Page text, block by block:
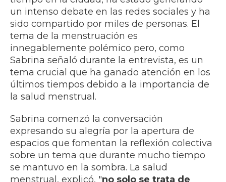
un intenso debate en las redes sociales y ha
sido compartido por miles de personas. El
tema de la menstruación es
innegablemente polémico pero, como
Sabrina señaló durante la entrevista, es un
tema crucial que ha ganado atención en los
últimos tiempos debido a la importancia de
la salud menstrual.
Sabrina comenzó la conversación
expresando su alegría por la apertura de
espacios que fomentan la reflexión colectiva
sobre un tema que durante mucho tiempo
se mantuvo en la sombra. La salud
menstrual, explicó, "no solo se trata de